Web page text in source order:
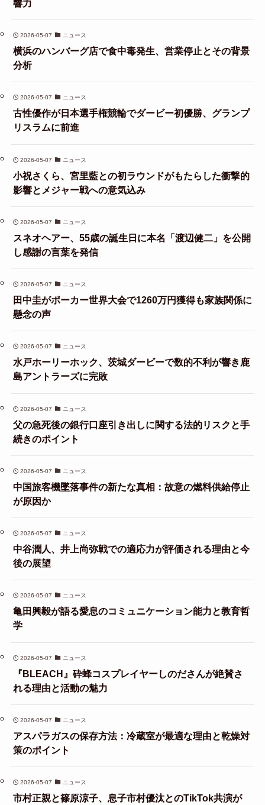
響力
2026-05-07 ニュース
横浜のハンバーグ店で食中毒発生、営業停止とその背景
分析
2026-05-07 ニュース
古性優作が日本選手権競輪でダービー初優勝、グランプ
リスラムに前進
2026-05-07 ニュース
小祝さくら、宮里藍との初ラウンドがもたらした衝撃的
影響とメジャー戦への意気込み
2026-05-07 ニュース
スネオヘアー、55歳の誕生日に本名「渡辺健二」を公開
し感謝の言葉を発信
2026-05-07 ニュース
田中圭がポーカー世界大会で1260万円獲得も家族関係に
懸念の声
2026-05-07 ニュース
水戸ホーリーホック、茨城ダービーで数的不利が響き鹿
島アントラーズに完敗
2026-05-07 ニュース
父の急死後の銀行口座引き出しに関する法的リスクと手
続きのポイント
2026-05-07 ニュース
中国旅客機墜落事件の新たな真相：故意の燃料供給停止
が原因か
2026-05-07 ニュース
中谷潤人、井上尚弥戦での適応力が評価される理由と今
後の展望
2026-05-07 ニュース
亀田興毅が語る愛息のコミュニケーション能力と教育哲
学
2026-05-07 ニュース
『BLEACH』砕蜂コスプレイヤーしのださんが絶賛さ
れる理由と活動の魅力
2026-05-07 ニュース
アスパラガスの保存方法：冷蔵室が最適な理由と乾燥対
策のポイント
2026-05-07 ニュース
市村正親と篠原涼子、息子市村優汰とのTikTok共演が